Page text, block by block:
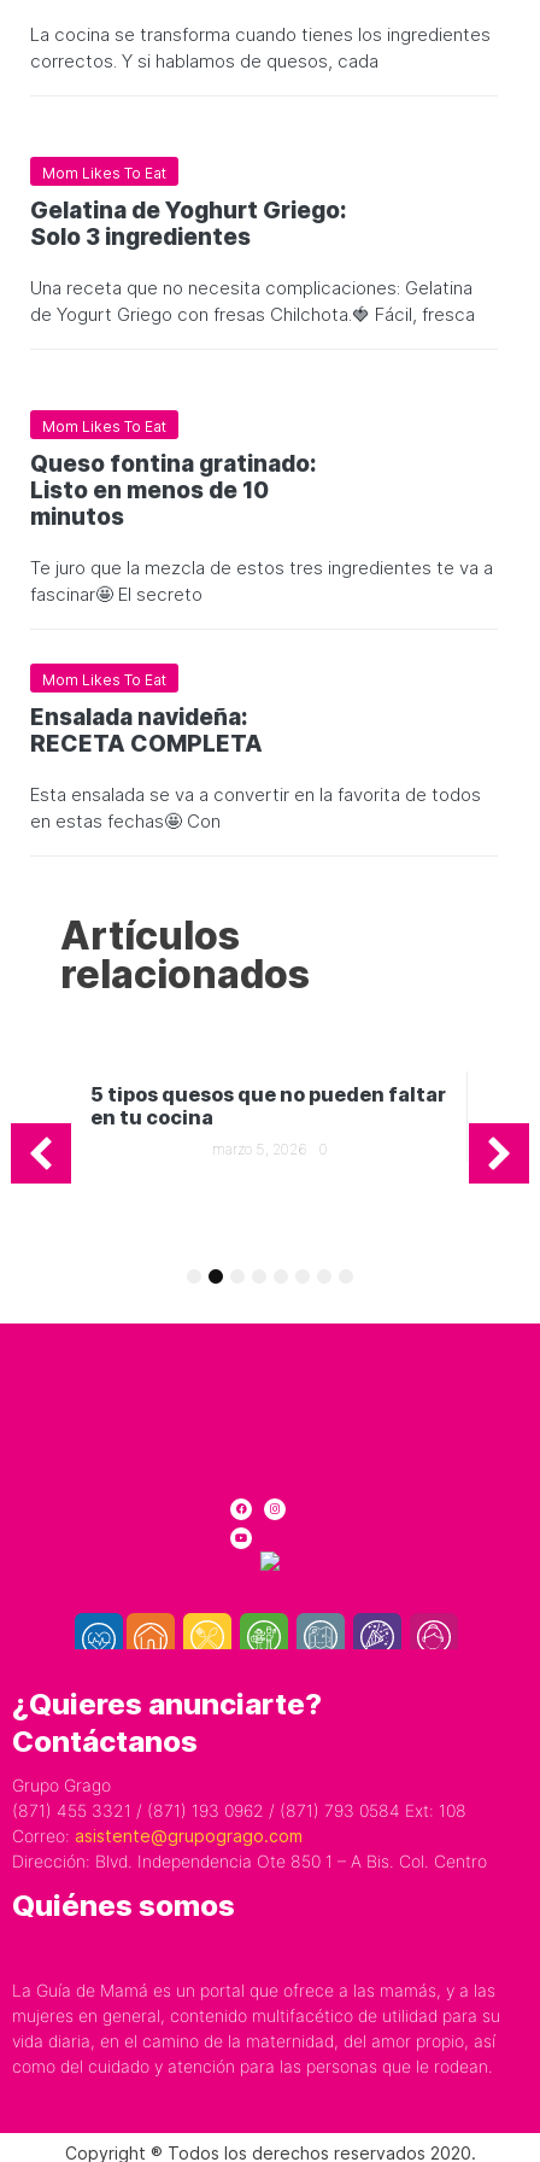
La cocina se transforma cuando tienes los ingredientes
correctos. Y si hablamos de quesos, cada
Mom Likes To Eat
Gelatina de Yoghurt Griego:
Solo 3 ingredientes
Una receta que no necesita complicaciones: Gelatina
de Yogurt Griego con fresas Chilchota.🍓 Fácil, fresca
Mom Likes To Eat
Queso fontina gratinado:
Listo en menos de 10
minutos
Te juro que la mezcla de estos tres ingredientes te va a
fascinar🤩 El secreto
Mom Likes To Eat
Ensalada navideña:
RECETA COMPLETA
Esta ensalada se va a convertir en la favorita de todos
en estas fechas🤩 Con
Artículos
relacionados
5 tipos quesos que no pueden faltar
en tu cocina
marzo 5, 2026 0
5
¿Quieres anunciarte?
Contáctanos
Grupo Grago
(871) 455 3321 / (871) 193 0962 / (871) 793 0584 Ext: 108
Correo: asistente@grupogrago.com
Dirección: Blvd. Independencia Ote 850 1 – A Bis. Col. Centro
Quiénes somos
La Guía de Mamá es un portal que ofrece a las mamás, y a las
mujeres en general, contenido multifacético de utilidad para su
vida diaria, en el camino de la maternidad, del amor propio, así
como del cuidado y atención para las personas que le rodean.
Copyright ® Todos los derechos reservados 2020.